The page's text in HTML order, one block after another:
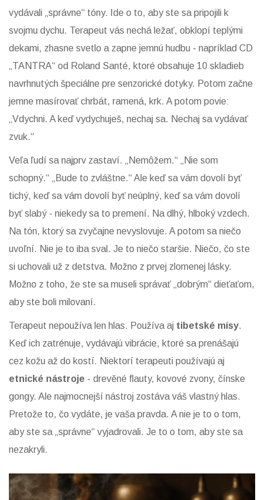
vydávali „správne“ tóny. Ide o to, aby ste sa pripojili k
svojmu dychu. Terapeut vás nechá ležať, obklopí teplými
dekami, zhasne svetlo a zapne jemnú hudbu - napríklad CD
„TANTRA“ od Roland Santé, ktoré obsahuje 10 skladieb
navrhnutých špeciálne pre senzorické dotyky. Potom začne
jemne masírovať chrbát, ramená, krk. A potom povie:
„Vdychni. A keď vydychuješ, nechaj sa. Nechaj sa vydávať
zvuk.“
Veľa ľudí sa najprv zastaví. „Nemôžem.“ „Nie som
schopný.“ „Bude to zvláštne.“ Ale keď sa vám dovolí byť
tichý, keď sa vám dovolí byť neúplný, keď sa vám dovolí
byť slabý - niekedy sa to premení. Na dlhý, hlboký vzdech.
Na tón, ktorý sa zvyčajne nevyslovuje. A potom sa niečo
uvoľní. Nie je to iba sval. Je to niečo staršie. Niečo, čo ste
si uchovali už z detstva. Možno z prvej zlomenej lásky.
Možno z toho, že ste sa museli správať „dobrým“ dieťaťom,
aby ste boli milovaní.
Terapeut nepoužíva len hlas. Používa aj tibetské mísy.
Keď ich zatrénuje, vydávajú vibrácie, ktoré sa prenášajú
cez kožu až do kostí. Niektorí terapeuti používajú aj
etnické nástroje - drevěné flauty, kovové zvony, čínske
gongy. Ale najmocnejší nástroj zostáva váš vlastný hlas.
Pretože to, čo vydáte, je vaša pravda. A nie je to o tom,
aby ste sa „správne“ vyjadrovali. Je to o tom, aby ste sa
nezakryli.